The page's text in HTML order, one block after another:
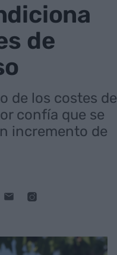
de
de los costes de
confía que se
incremento de